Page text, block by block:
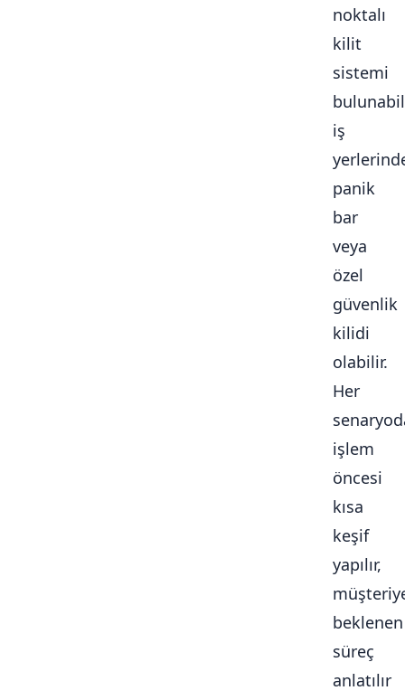
noktalı
kilit
sistemi
iş
panik
bar
veya
özel
güvenlik
kilidi
olabilir.
Her
işlem
öncesi
kısa
keşif
yapılır,
beklenen
süreç
anlatılır